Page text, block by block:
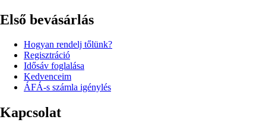
Első bevásárlás
Hogyan rendelj tőlünk?
Regisztráció
Idősáv foglalása
Kedvenceim
ÁFÁ-s számla igénylés
Kapcsolat